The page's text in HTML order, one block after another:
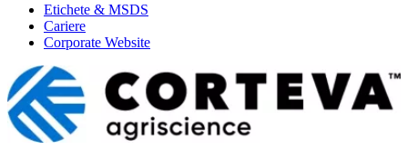
Etichete & MSDS
Cariere
Corporate Website